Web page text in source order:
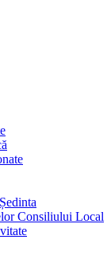
Consiliului Local